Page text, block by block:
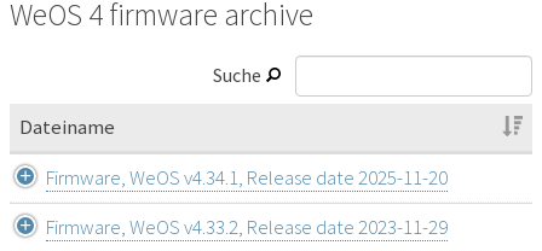
WeOS 4 firmware archive
Suche
Dateiname
Firmware, WeOS v4.34.1, Release date 2025-11-20
Firmware, WeOS v4.33.2, Release date 2023-11-29